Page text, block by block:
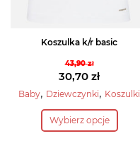
produktu
Koszulka k/r basic
43,90zł
Pierwotna
cena
wynosiła:
43,90 zł.
30,70 zł
Aktualna
cena
wynosi:
Baby, Dziewczynki, Koszulki
Wybierz opcje
Ten
produkt